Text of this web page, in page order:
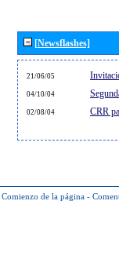
[Newsflashes]
21/06/05
04/10/04
02/08/04 CRR
Comienzo de la página -